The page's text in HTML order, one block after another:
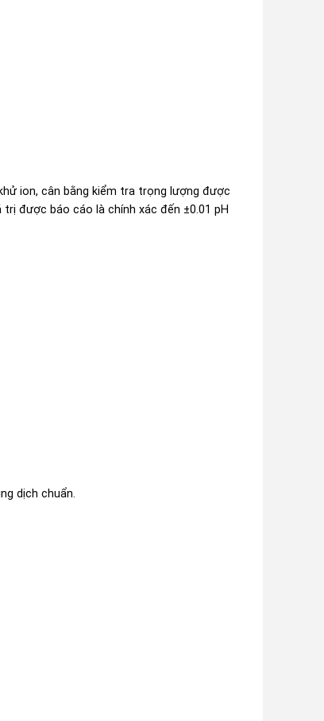
ion, cân bằng kiểm tra trọng lượng được
được báo cáo là chính xác đến ±0.01 pH
dịch chuẩn.